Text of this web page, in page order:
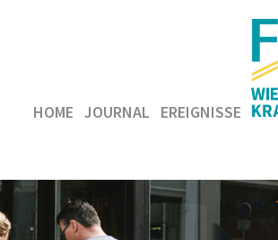
HOME JOURNAL EREIGNISSE